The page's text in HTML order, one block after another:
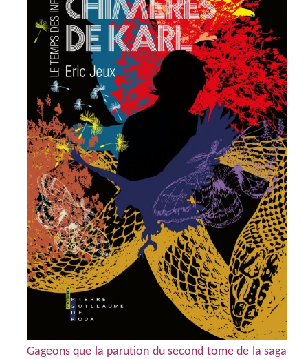
Gageons que la parution du second tome de la saga